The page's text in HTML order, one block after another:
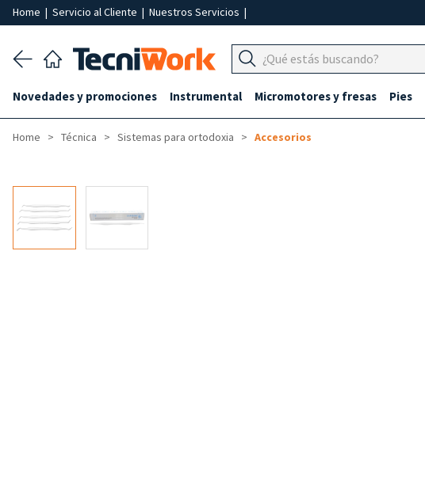
Home | Servicio al Cliente | Nuestros Servicios |
Novedades y promociones Instrumental Micromotores y fresas Pies
Home Técnica Sistemas para ortodoxia Accesorios